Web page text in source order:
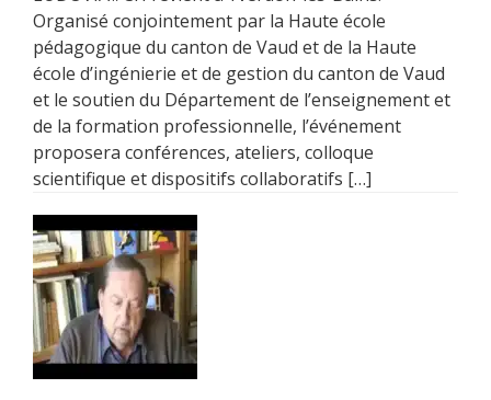
Organisé conjointement par la Haute école
pédagogique du canton de Vaud et de la Haute
école d’ingénierie et de gestion du canton de Vaud
et le soutien du Département de l’enseignement et
de la formation professionnelle, l’événement
proposera conférences, ateliers, colloque
scientifique et dispositifs collaboratifs […]